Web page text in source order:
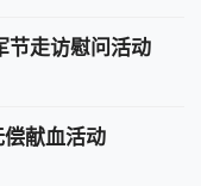
节走访慰问活动
献血活动